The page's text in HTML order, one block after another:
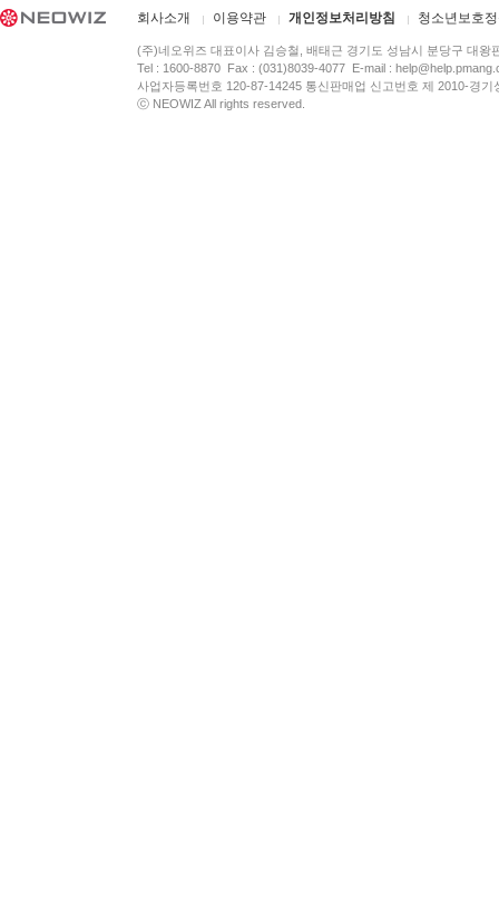
회사소개 이용약관 개인정보처리방침 청소년보호
(주)네오위즈 대표이사 김승철, 배태근 경기도 성남시 분당구 대왕
Tel : 1600-8870 Fax : (031)8039-4077 E-mail :
사업자등록번호 120-87-14245 통신판매업 신고번호 제 2010-경
ⓒ NEOWIZ All rights reserved.